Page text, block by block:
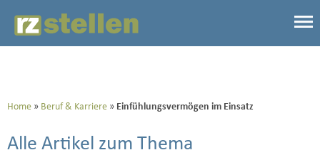
Home Beruf & Karriere Einfühlungsvermögen im Einsatz
Alle Artikel zum Thema